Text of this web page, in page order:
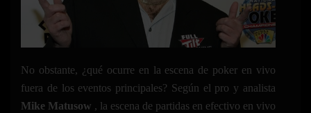
No obstante, ¿qué ocurre en la escena de poker en vivo
fuera de los eventos principales? Según el pro y analista
Mike Matusow , la escena de partidas en efectivo en vivo